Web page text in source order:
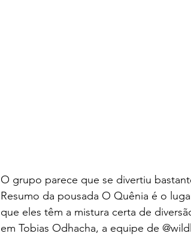
O grupo parece que se divertiu
Resumo da pousada O Quênia é o
que eles têm a mistura certa de
em Tobias Odhacha, a equipe de